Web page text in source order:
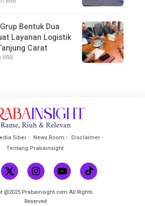
Bentuk Dua
Layanan Logistik
Carat
Siber News Room
Disclaimer
Tentang Prabainsight
@2025 Prabainsight.com All Rights
Reserved